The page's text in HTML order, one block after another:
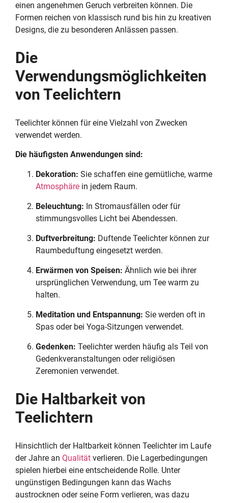
einen angenehmen Geruch verbreiten können. Die
Formen reichen von klassisch rund bis hin zu kreativen
Designs, die zu besonderen Anlässen passen.
Die
Verwendungsmöglichkeiten
von Teelichtern
Teelichter können für eine Vielzahl von Zwecken
verwendet werden.
Die häufigsten Anwendungen sind:
Dekoration: Sie schaffen eine gemütliche, warme
Atmosphäre in jedem Raum.
Beleuchtung: In Stromausfällen oder für
stimmungsvolles Licht bei Abendessen.
Duftverbreitung: Duftende Teelichter können zur
Raumbeduftung eingesetzt werden.
Erwärmen von Speisen: Ähnlich wie bei ihrer
ursprünglichen Verwendung, um Tee warm zu
halten.
Meditation und Entspannung: Sie werden oft in
Spas oder bei Yoga-Sitzungen verwendet.
Gedenken: Teelichter werden häufig als Teil von
Gedenkveranstaltungen oder religiösen
Zeremonien verwendet.
Die Haltbarkeit von
Teelichtern
Hinsichtlich der Haltbarkeit können Teelichter im Laufe
der Jahre an Qualität verlieren. Die Lagerbedingungen
spielen hierbei eine entscheidende Rolle. Unter
ungünstigen Bedingungen kann das Wachs
austrocknen oder seine Form verlieren, was dazu